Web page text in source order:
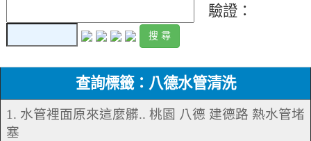
驗證：
查詢標籤：八德水管清洗
1. 水管裡面原來這麼髒.. 桃園 八德 建德路 熱水管堵
塞